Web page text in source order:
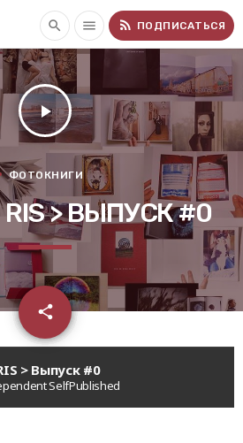
search menu rss_feed ПОДПИСАТЬСЯ
play_arrow
ФОТОКНИГИ
> ВЫПУСК #0
share
email
> Выпуск #0
SelfPublished